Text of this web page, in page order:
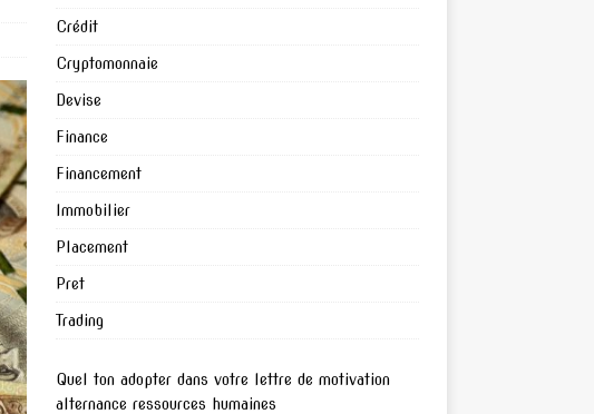
Crédit
Cryptomonnaie
Devise
Finance
Financement
Immobilier
Placement
Pret
Trading
Quel ton adopter dans votre lettre de motivation
alternance ressources humaines